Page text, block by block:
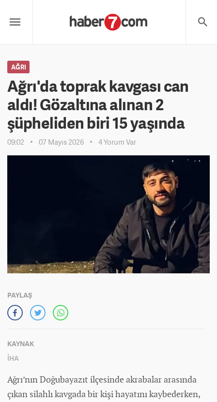
AĞRI
Ağrı'da toprak kavgası can
aldı! Gözaltına alınan 2
şüpheliden biri 15 yaşında
09:02 07 Mayıs 2026 4 Yorum Var
PAYLAŞ
KAYNAK
İHA
Ağrı’nın Doğubayazıt ilçesinde akrabalar arasında
çıkan silahlı kavgada bir kişi hayatını kaybederken,